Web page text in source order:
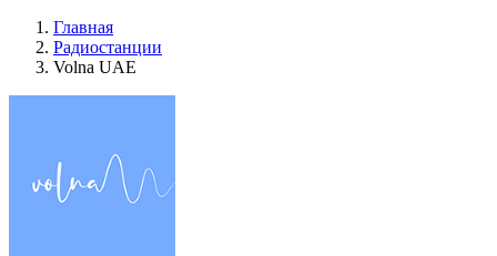
Главная
Радиостанции
Volna UAE